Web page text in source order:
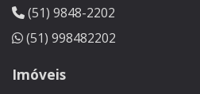
(51) 9848-2202
(51) 998482202
Imóveis